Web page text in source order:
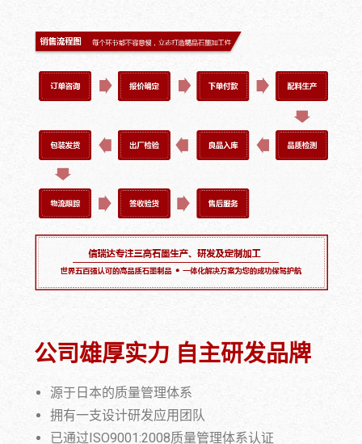
公司雄厚实力 自主研发品牌
源于日本的质量管理体系
拥有一支设计研发应用团队
已通过ISO9001:2008质量管理体系认证